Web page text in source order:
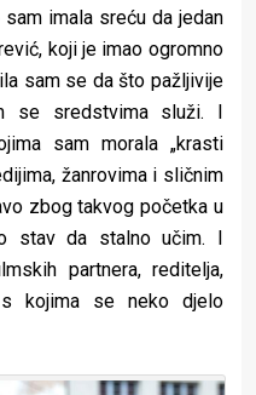
imala sreću da jedan
koji je imao ogromno
sam se da što pažljivije
se sredstvima služi. I
sam morala „krasti
žanrovima i sličnim
zbog takvog početka u
stav da stalno učim. I
partnera, reditelja,
kojima se neko djelo